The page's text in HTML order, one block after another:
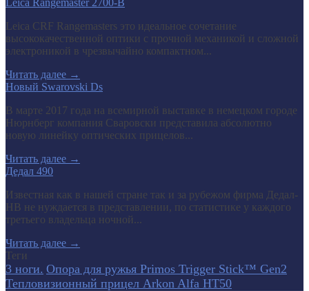
Leica Rangemaster 2700-B
Leica CRF Rangemasters это идеальное сочетание
высококачественной оптики с прочной механикой и сложной
электроникой в чрезвычайно компактном...
Читать далее →
Новый Swarovski Ds
В марте 2017 года на всемирной выставке в немецком городе
Нюрнберг компания Сваровски представила абсолютно
новую линейку оптических прицелов...
Читать далее →
Дедал 490
Известная как в нашей стране так и за рубежом фирма Дедал-
НВ не нуждается в представлении, по статистике у каждого
третьего владельца ночной...
Читать далее →
Теги
3 ноги. Опора для ружья Primos Trigger Stick™ Gen2
Тепловизионный прицел Arkon Alfa HT50